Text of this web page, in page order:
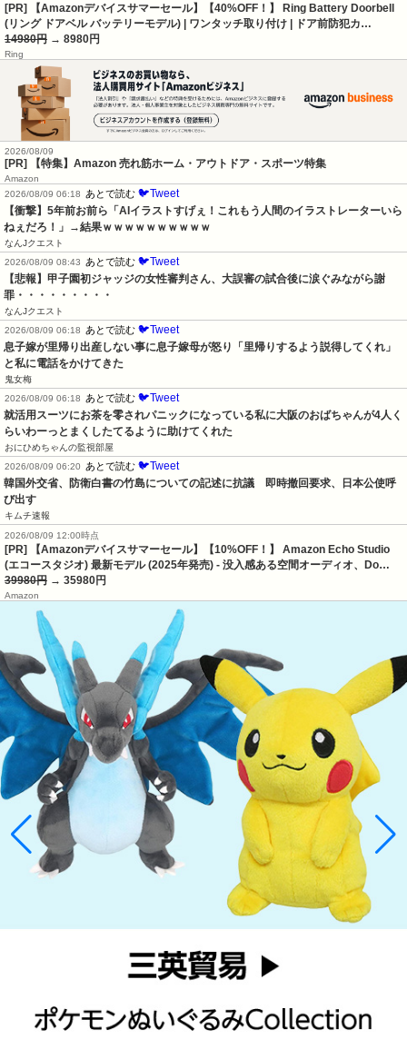
[PR] 【Amazonデバイスサマーセール】【40%OFF！】 Ring Battery Doorbell
(リング ドアベル バッテリーモデル) | ワンタッチ取り付け | ドア前防犯カ…
14980円 → 8980円
Ring
2026/08/09
[PR] 【特集】Amazon 売れ筋ホーム・アウトドア・スポーツ特集
Amazon
2026/08/09 06:18
あとで読む 🐦Tweet
【衝撃】5年前お前ら「AIイラストすげぇ！これもう人間のイラストレーターいら
ねぇだろ！」→結果ｗｗｗｗｗｗｗｗｗｗ
なんJクエスト
2026/08/09 08:43
あとで読む 🐦Tweet
【悲報】甲子園初ジャッジの女性審判さん、大誤審の試合後に涙ぐみながら謝
罪・・・・・・・・・
なんJクエスト
2026/08/09 06:18
あとで読む 🐦Tweet
息子嫁が里帰り出産しない事に息子嫁母が怒り「里帰りするよう説得してくれ」
と私に電話をかけてきた
鬼女梅
2026/08/09 06:18
あとで読む 🐦Tweet
就活用スーツにお茶を零されパニックになっている私に大阪のおばちゃんが4人く
らいわーっとまくしたてるように助けてくれた
おにひめちゃんの監視部屋
2026/08/09 06:20
あとで読む 🐦Tweet
韓国外交省、防衛白書の竹島についての記述に抗議　即時撤回要求、日本公使呼
び出す
キムチ速報
2026/08/09 12:00時点
[PR] 【Amazonデバイスサマーセール】【10%OFF！】 Amazon Echo Studio
(エコースタジオ) 最新モデル (2025年発売) - 没入感ある空間オーディオ、Do…
39980円 → 35980円
Amazon